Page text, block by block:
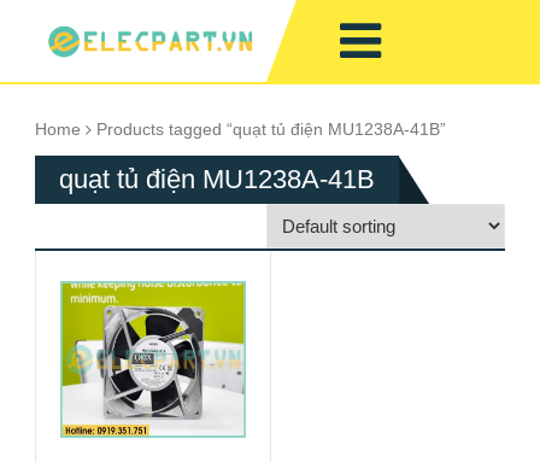
Home Products tagged “quạt tủ điện MU1238A-41B”
quạt tủ điện MU1238A-41B